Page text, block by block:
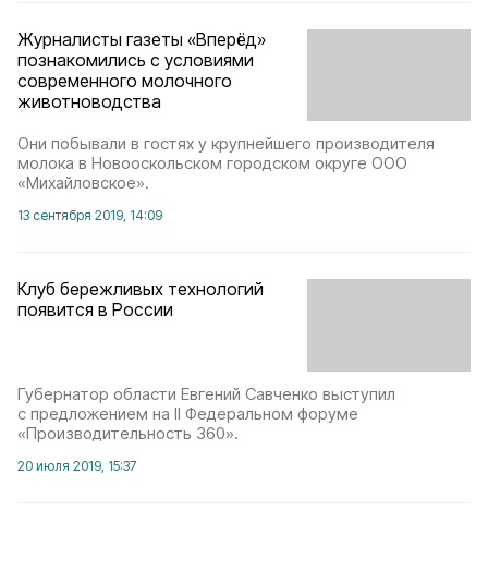
Журналисты газеты «Вперёд»
познакомились с условиями
современного молочного
животноводства
Они побывали в гостях у крупнейшего производителя
молока в Новооскольском городском округе ООО
«Михайловское».
13 сентября 2019, 14:09
Клуб бережливых технологий
появится в России
Губернатор области Евгений Савченко выступил
с предложением на II Федеральном форуме
«Производительность 360».
20 июля 2019, 15:37